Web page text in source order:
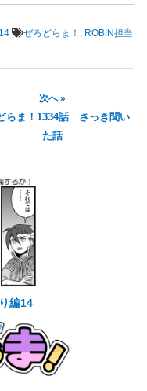
ぜろどらま！ , ROBIN担当
次へ »
らま！1334話 さっき聞い
た話
編14